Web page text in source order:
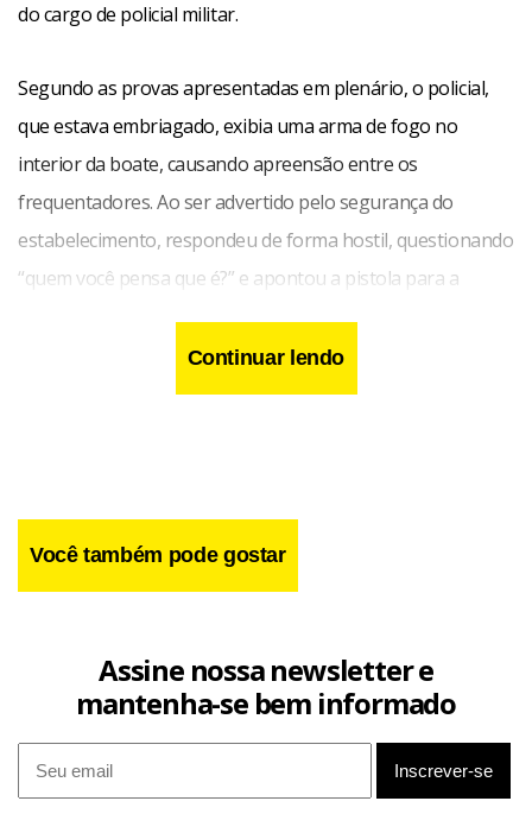
do cargo de policial militar.
Segundo as provas apresentadas em plenário, o policial,
que estava embriagado, exibia uma arma de fogo no
interior da boate, causando apreensão entre os
frequentadores. Ao ser advertido pelo segurança do
estabelecimento, respondeu de forma hostil, questionando
“quem você pensa que é?” e apontou a pistola para a
vítima, acionando o gatilho repetidas vezes, sem que
Continuar lendo
Você também pode gostar
Assine nossa newsletter e
mantenha-se bem informado